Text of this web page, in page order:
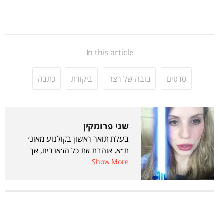
In this article
סרטים בובה של רצח ביקורת כתבה
שני פרומקין
בעלת תואר ראשון בקולנוע מאונ׳
ת״א. אוהבת את כל הז׳אנרים, אך
נסחפת בעיקר לכיוון כל מה שמד״ב,
Show More